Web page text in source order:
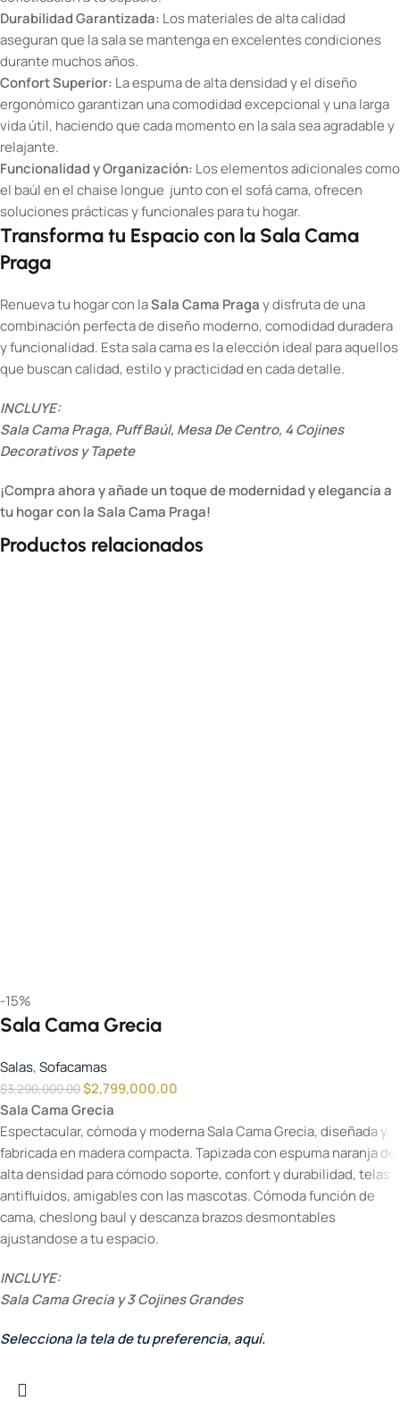
Durabilidad Garantizada: Los materiales de alta calidad
aseguran que la sala se mantenga en excelentes condiciones
durante muchos años.
Confort Superior: La espuma de alta densidad y el diseño
ergonómico garantizan una comodidad excepcional y una larga
vida útil, haciendo que cada momento en la sala sea agradable y
relajante.
Funcionalidad y Organización: Los elementos adicionales como
el baúl en el chaise longue junto con el sofá cama, ofrecen
soluciones prácticas y funcionales para tu hogar.
Transforma tu Espacio con la Sala Cama
Praga
Renueva tu hogar con laSala Cama Pragay disfruta de una
combinación perfecta de diseño moderno, comodidad duradera
y funcionalidad. Esta sala cama es la elección ideal para aquellos
que buscan calidad, estilo y practicidad en cada detalle.
INCLUYE:
Sala Cama Praga, Puff Baúl, Mesa De Centro, 4 Cojines
Decorativos y Tapete
¡Compra ahora y añade un toque de modernidad y elegancia a
tu hogar con la Sala Cama Praga!
Productos relacionados
-15%
Sala Cama Grecia
Salas,Sofacamas
$3,290,000.00$2,799,000.00
Sala Cama Grecia
Espectacular, cómoda y moderna Sala Cama Grecia, diseñada y
fabricada en madera compacta. Tapizada con espuma naranja de
alta densidad para cómodo soporte, confort y durabilidad, telas
antifluidos, amigables con las mascotas. Cómoda función de
cama, cheslong baul y descanza brazos desmontables
ajustandose a tu espacio.
INCLUYE:
Sala Cama Grecia y 3 Cojines Grandes
Selecciona la tela de tu preferencia, aquí.